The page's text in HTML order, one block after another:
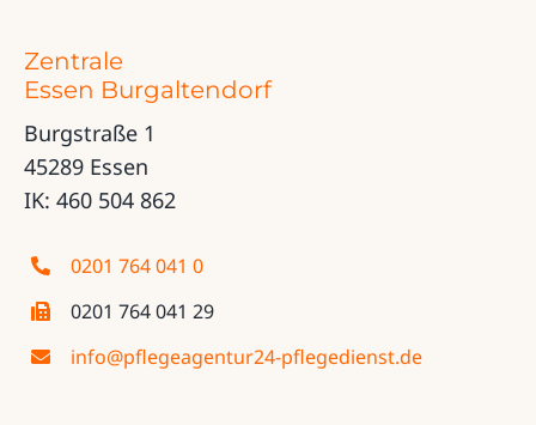
Zentrale
Essen Burgaltendorf
Burgstraße 1
45289 Essen
IK: 460 504 862
0201 764 041 0
0201 764 041 29
info@pflegeagentur24-pflegedienst.de